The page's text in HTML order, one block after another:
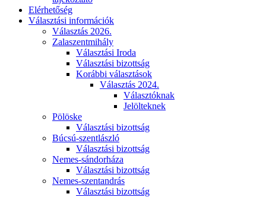
Elérhetőség
Választási információk
Választás 2026.
Zalaszentmihály
Választási Iroda
Választási bizottság
Korábbi választások
Választás 2024.
Választóknak
Jelölteknek
Pölöske
Választási bizottság
Búcsú-szentlászló
Választási bizottság
Nemes-sándorháza
Választási bizottság
Nemes-szentandrás
Választási bizottság